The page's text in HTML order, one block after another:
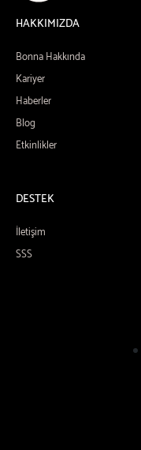
HAKKIMIZDA
Bonna Hakkında
Kariyer
Haberler
Blog
Etkinlikler
DESTEK
İletişim
SSS